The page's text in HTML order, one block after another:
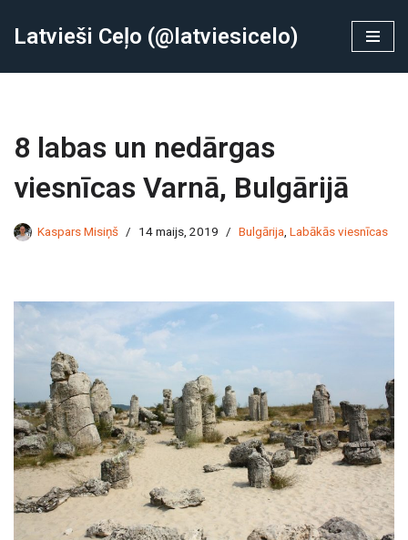
Latvieši Ceļo (@latviesicelo)
8 labas un nedārgas
viesnīcas Varnā, Bulgārijā
Kaspars Misiņš 14 maijs, 2019 Bulgārija Labākās viesnīcas